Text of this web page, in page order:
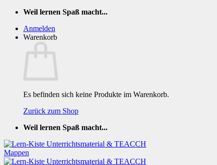
Zum
springen
Weil lernen Spaß macht...
Anmelden
Warenkorb
Es befinden sich keine Produkte im Warenkorb.
Zurück zum Shop
Weil lernen Spaß macht...